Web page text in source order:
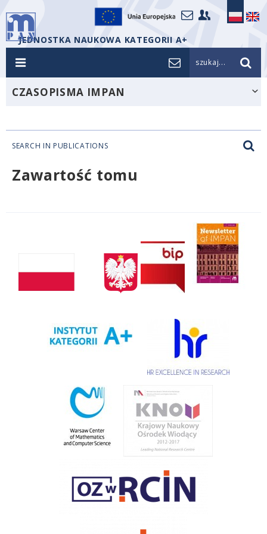
JEDNOSTKA NAUKOWA KATEGORII A+
szukaj...
CZASOPISMA IMPAN
SEARCH IN PUBLICATIONS
Zawartość tomu